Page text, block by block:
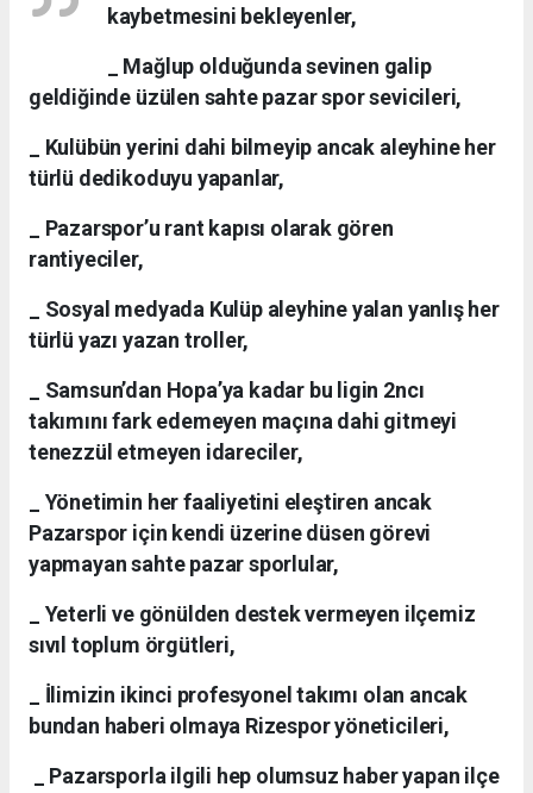
kaybetmesini bekleyenler,
_ Mağlup olduğunda sevinen galip
geldiğinde üzülen sahte pazar spor sevicileri,
_ Kulübün yerini dahi bilmeyip ancak aleyhine her
türlü dedikoduyu yapanlar,
_ Pazarspor’u rant kapısı olarak gören
rantiyeciler,
_ Sosyal medyada Kulüp aleyhine yalan yanlış her
türlü yazı yazan troller,
_ Samsun’dan Hopa’ya kadar bu ligin 2ncı
takımını fark edemeyen maçına dahi gitmeyi
tenezzül etmeyen idareciler,
_ Yönetimin her faaliyetini eleştiren ancak
Pazarspor için kendi üzerine düsen görevi
yapmayan sahte pazar sporlular,
_ Yeterli ve gönülden destek vermeyen ilçemiz
sıvıl toplum örgütleri,
_ İlimizin ikinci profesyonel takımı olan ancak
bundan haberi olmaya Rizespor yöneticileri,
_ Pazarsporla ilgili hep olumsuz haber yapan ilçe